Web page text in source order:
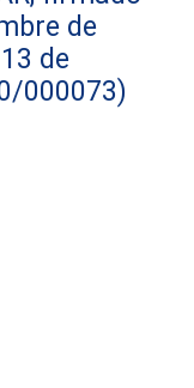
de
de
000073)